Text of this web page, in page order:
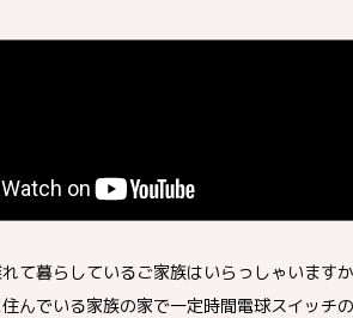
て暮らしているご家族はいらっしゃいます
んでいる家族の家で一定時間電球スイッチ